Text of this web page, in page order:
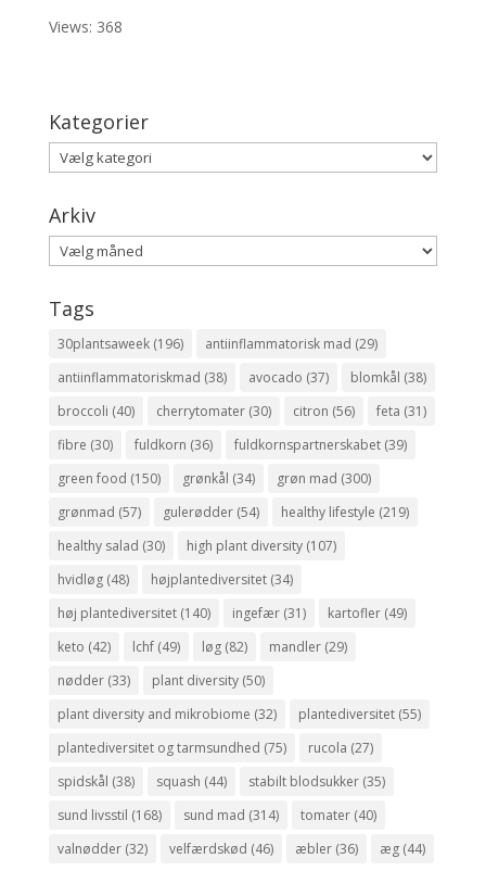
Views: 368
Kategorier
Kategorier
Arkiv
Arkiv
Tags
30plantsaweek(196) antiinflammatorisk mad (29)
antiinflammatoriskmad (38) avocado (37) blomkål (38)
broccoli (40) cherrytomater(30) citron (56) feta (31)
fibre (30) fuldkorn (36) fuldkornspartnerskabet(39)
green food (150) grønkål (34) grøn mad (300)
grønmad (57) gulerødder(54) healthy lifestyle (219)
healthy salad (30) high plant diversity(107)
hvidløg(48) højplantediversitet(34)
høj plantediversitet(140) ingefær(31) kartofler(49)
keto (42) lchf(49) løg(82) mandler(29)
nødder(33) plant diversity(50)
plant diversity and mikrobiome (32) plantediversitet(55)
plantediversitet og tarmsundhed (75) rucola (27)
spidskål (38) squash (44) stabilt blodsukker(35)
sund livsstil (168) sund mad (314) tomater(40)
valnødder(32) velfærdskød (46) æbler(36) æg(44)